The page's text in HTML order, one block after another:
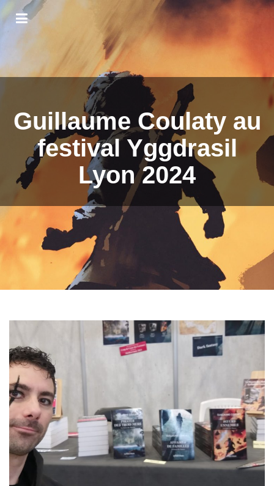
Guillaume Coulaty au
festival Yggdrasil
Lyon 2024